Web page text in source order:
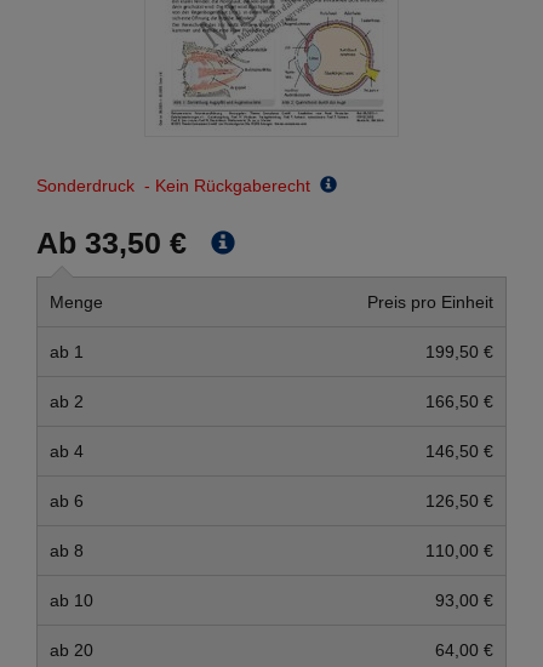
Sonderdruck - Kein Rückgaberecht
Ab 33,50 €
Menge Preis pro Einheit
ab 1 199,50 €
ab 2 166,50 €
ab 4 146,50 €
ab 6 126,50 €
ab 8 110,00 €
ab 10 93,00 €
ab 20 64,00 €